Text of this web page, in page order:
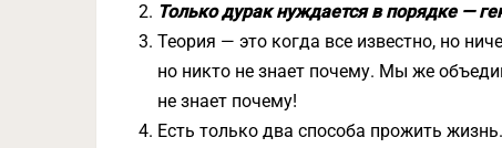
Только дурак нуждается в порядке —
Теория — это когда все известно, но
но никто не знает почему. Мы же
не знает почему!
Есть только два способа прожить